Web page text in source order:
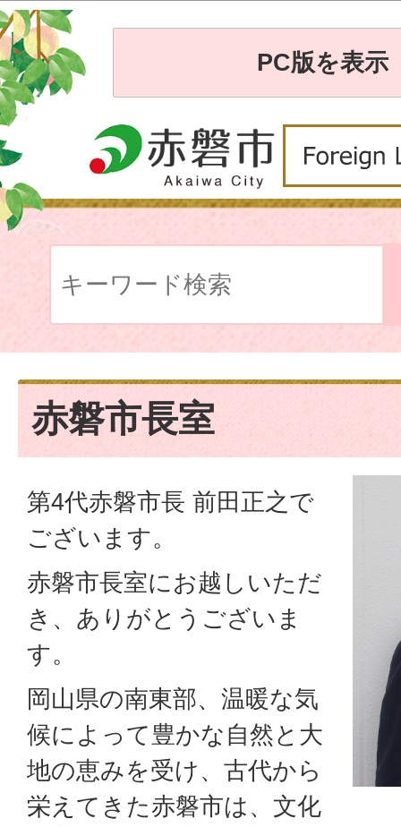
PC版を表示
赤磐市長室
第4代赤磐市長 前田正之で
ございます。
赤磐市長室にお越しいただ
き、ありがとうございま
す。
岡山県の南東部、温暖な気
候によって豊かな自然と大
地の恵みを受け、古代から
栄えてきた赤磐市は、文化